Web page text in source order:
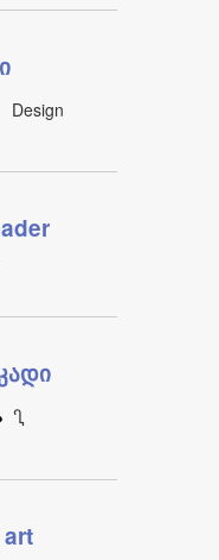
Design
Ⴂ